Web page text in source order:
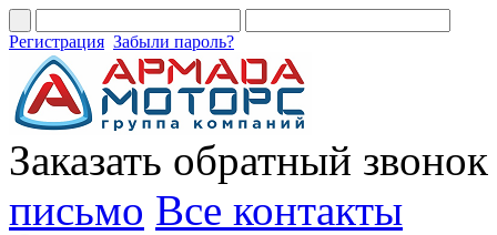
Регистрация Забыли пароль?
Заказать обратный звонок
письмо Все контакты